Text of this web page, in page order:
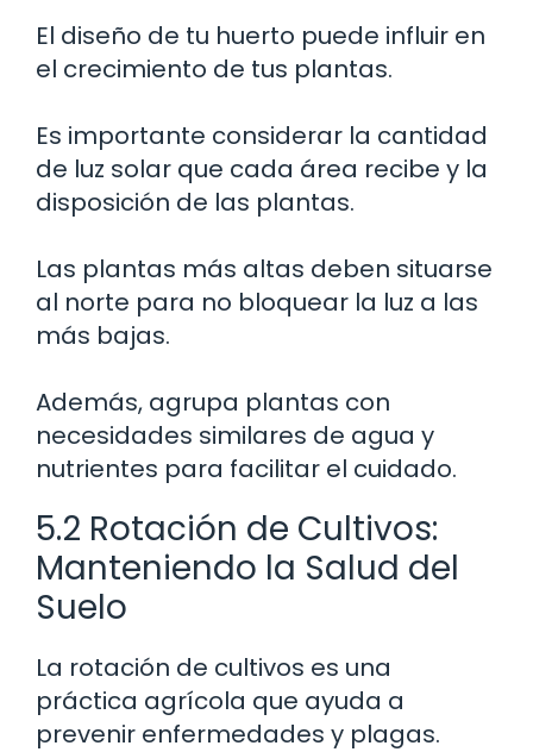
El diseño de tu huerto puede influir en
el crecimiento de tus plantas.
Es importante considerar la cantidad
de luz solar que cada área recibe y la
disposición de las plantas.
Las plantas más altas deben situarse
al norte para no bloquear la luz a las
más bajas.
Además, agrupa plantas con
necesidades similares de agua y
nutrientes para facilitar el cuidado.
5.2 Rotación de Cultivos:
Manteniendo la Salud del
Suelo
La rotación de cultivos es una
práctica agrícola que ayuda a
prevenir enfermedades y plagas.